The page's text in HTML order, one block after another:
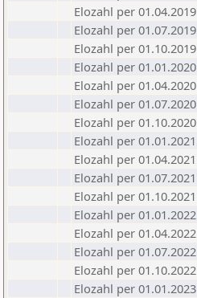
Elozahl per 01.04.2019
Elozahl per 01.07.2019
Elozahl per 01.10.2019
Elozahl per 01.01.2020
Elozahl per 01.04.2020
Elozahl per 01.07.2020
Elozahl per 01.10.2020
Elozahl per 01.01.2021
Elozahl per 01.04.2021
Elozahl per 01.07.2021
Elozahl per 01.10.2021
Elozahl per 01.01.2022
Elozahl per 01.04.2022
Elozahl per 01.07.2022
Elozahl per 01.10.2022
Elozahl per 01.01.2023